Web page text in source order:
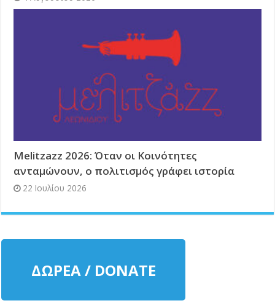
Melitzazz 2026: Όταν οι Κοινότητες
ανταμώνουν, ο πολιτισμός γράφει ιστορία
22 Ιουλίου 2026
ΔΩΡΕΑ / DONATE